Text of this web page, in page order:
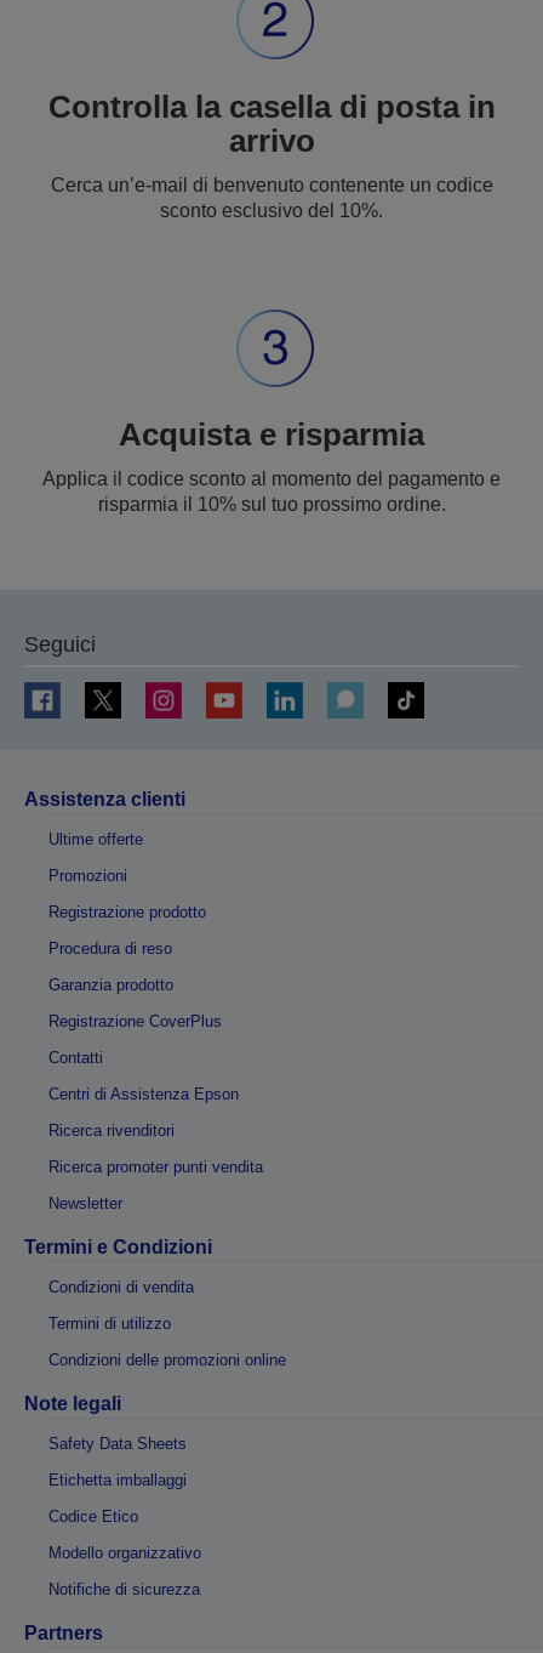
Controlla la casella di posta in
arrivo
Cerca un’e-mail di benvenuto contenente un codice
sconto esclusivo del 10%.
Acquista e risparmia
Applica il codice sconto al momento del pagamento e
risparmia il 10% sul tuo prossimo ordine.
Seguici
Assistenza clienti
Ultime offerte
Promozioni
Registrazione prodotto
Procedura di reso
Garanzia prodotto
Registrazione CoverPlus
Contatti
Centri di Assistenza Epson
Ricerca rivenditori
Ricerca promoter punti vendita
Newsletter
Termini e Condizioni
Condizioni di vendita
Termini di utilizzo
Condizioni delle promozioni online
Note legali
Safety Data Sheets
Etichetta imballaggi
Codice Etico
Modello organizzativo
Notifiche di sicurezza
Partners